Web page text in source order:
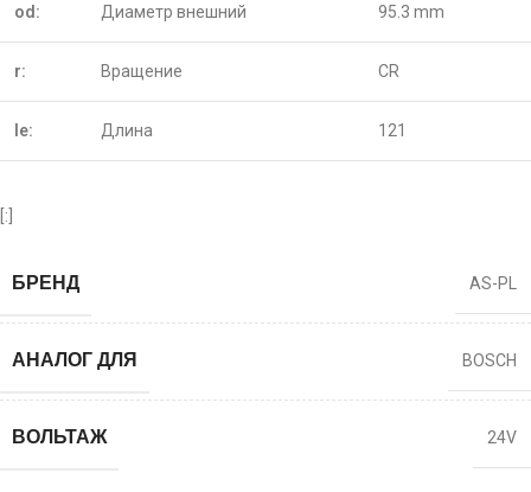
od: Диаметр внешний 95.3 mm
r: Вращение CR
le: Длина 121
[:]
БРЕНД AS-PL
АНАЛОГ ДЛЯ BOSCH
ВОЛЬТАЖ 24V